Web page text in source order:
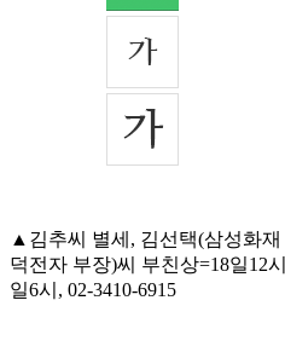
▲김추씨 별세, 김선택(삼성화
덕전자 부장)씨 부친상=18일12
일6시, 02-3410-6915